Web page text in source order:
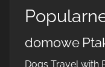
domowe
Dogs Travel with